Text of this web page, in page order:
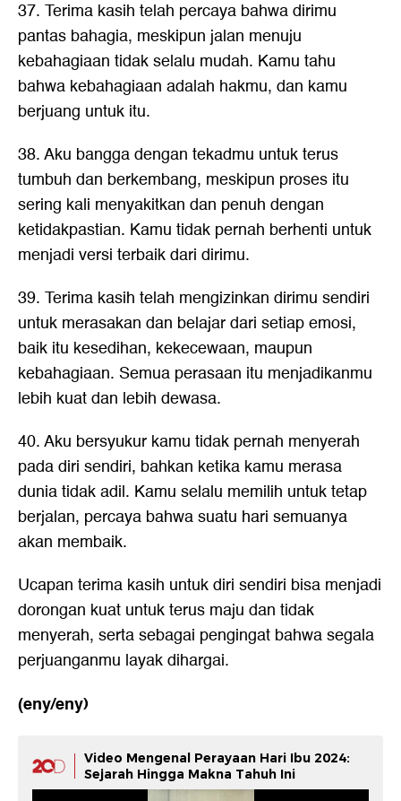
37. Terima kasih telah percaya bahwa dirimu
pantas bahagia, meskipun jalan menuju
kebahagiaan tidak selalu mudah. Kamu tahu
bahwa kebahagiaan adalah hakmu, dan kamu
berjuang untuk itu.
38. Aku bangga dengan tekadmu untuk terus
tumbuh dan berkembang, meskipun proses itu
sering kali menyakitkan dan penuh dengan
ketidakpastian. Kamu tidak pernah berhenti untuk
menjadi versi terbaik dari dirimu.
39. Terima kasih telah mengizinkan dirimu sendiri
untuk merasakan dan belajar dari setiap emosi,
baik itu kesedihan, kekecewaan, maupun
kebahagiaan. Semua perasaan itu menjadikanmu
lebih kuat dan lebih dewasa.
40. Aku bersyukur kamu tidak pernah menyerah
pada diri sendiri, bahkan ketika kamu merasa
dunia tidak adil. Kamu selalu memilih untuk tetap
berjalan, percaya bahwa suatu hari semuanya
akan membaik.
Ucapan terima kasih untuk diri sendiri bisa menjadi
dorongan kuat untuk terus maju dan tidak
menyerah, serta sebagai pengingat bahwa segala
perjuanganmu layak dihargai.
(eny/eny)
Video Mengenal Perayaan Hari Ibu 2024:
Sejarah Hingga Makna Tahuh Ini